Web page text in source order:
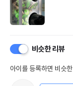
비슷한 리뷰
아이를 등록하면 비슷